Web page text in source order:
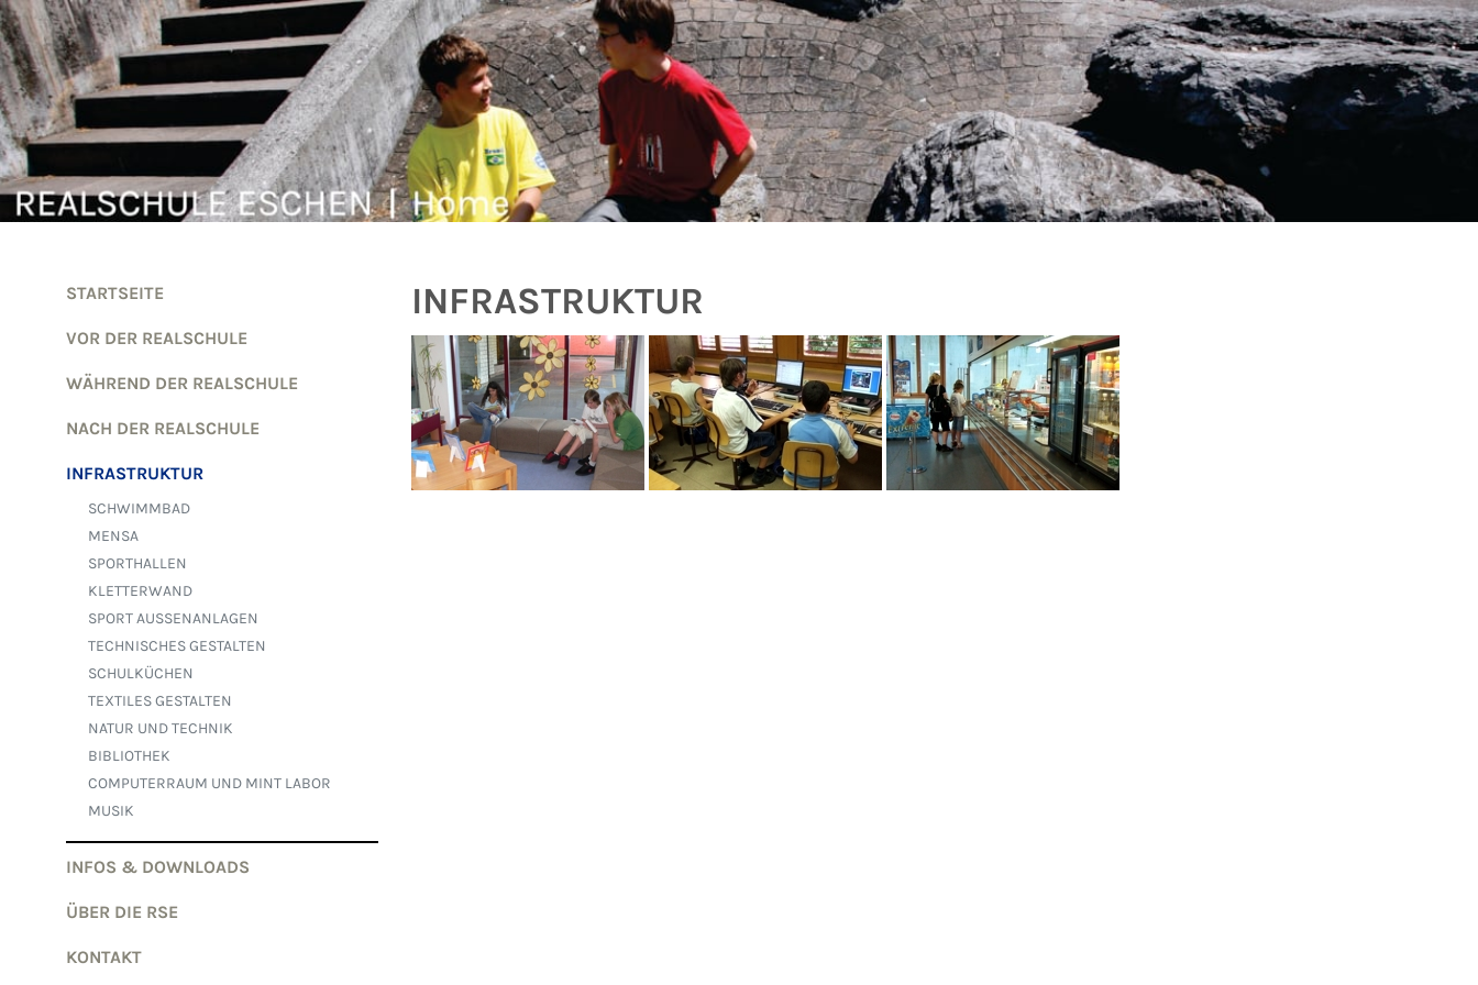
Zum Inhalt springen
INFRASTRUKTUR
STARTSEITE
VOR DER REALSCHULE
WÄHREND DER REALSCHULE
NACH DER REALSCHULE
INFRASTRUKTUR
SCHWIMMBAD
MENSA
SPORTHALLEN
KLETTERWAND
SPORT AUSSENANLAGEN
TECHNISCHES GESTALTEN
SCHULKÜCHEN
TEXTILES GESTALTEN
NATUR UND TECHNIK
BIBLIOTHEK
COMPUTERRAUM UND MINT LABOR
MUSIK
INFOS & DOWNLOADS
ÜBER DIE RSE
KONTAKT